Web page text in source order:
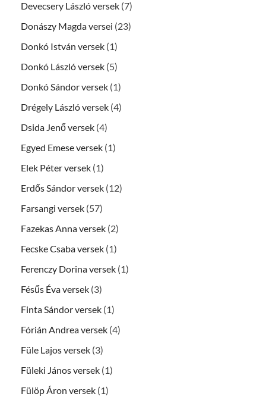
Devecsery László versek (7)
Donászy Magda versei (23)
Donkó István versek (1)
Donkó László versek (5)
Donkó Sándor versek (1)
Drégely László versek (4)
Dsida Jenő versek (4)
Egyed Emese versek (1)
Elek Péter versek (1)
Erdős Sándor versek (12)
Farsangi versek (57)
Fazekas Anna versek (2)
Fecske Csaba versek (1)
Ferenczy Dorina versek (1)
Fésűs Éva versek (3)
Finta Sándor versek (1)
Fórián Andrea versek (4)
Füle Lajos versek (3)
Füleki János versek (1)
Fülöp Áron versek (1)